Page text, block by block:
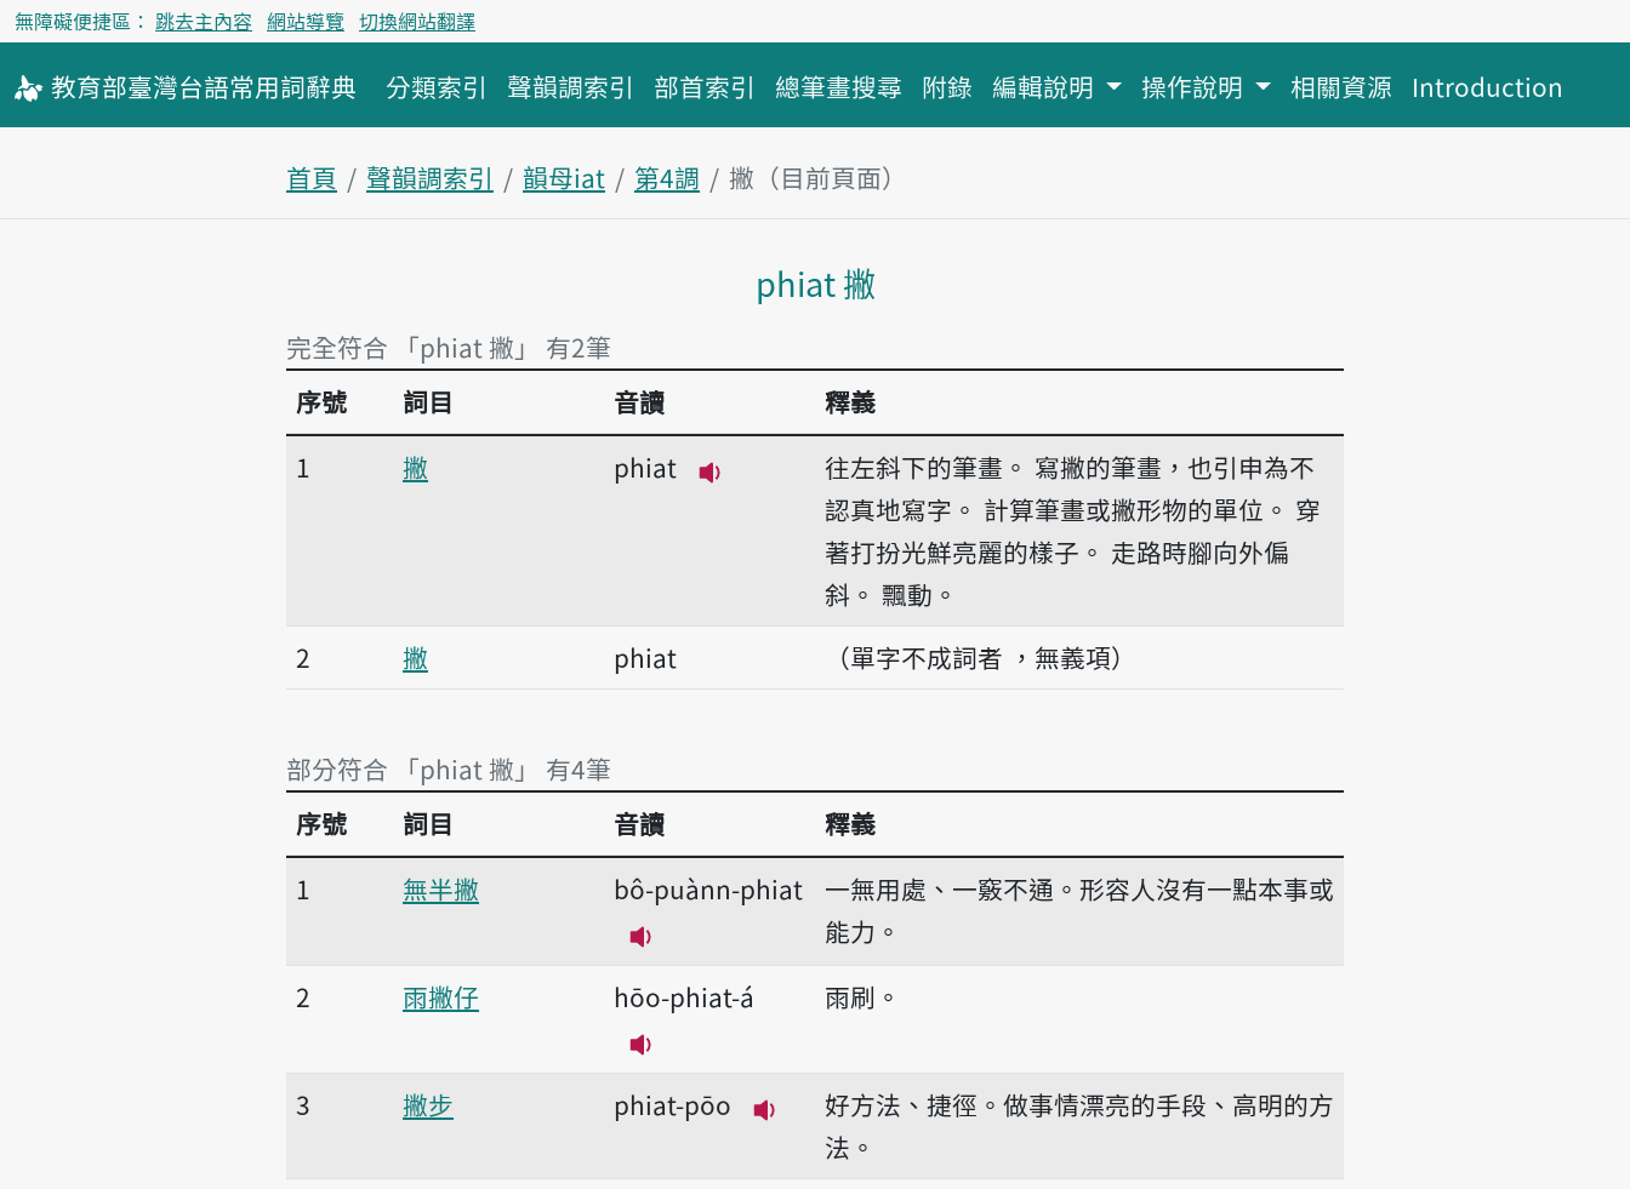
無障礙便捷區： 跳去主內容 網站導覽 切換網站翻譯
教育部臺灣台語常用詞辭典 分類索引 聲韻調索引 部首索引 總筆畫搜尋 附錄 編輯說明 操作說明 相關資源 Introduction
首頁 聲韻調索引 韻母iat 第4調
撇（目前頁面）
phiat 撇
完全符合 「phiat 撇」 有2筆
完全符合 「phiat 撇」 有2筆
序號 詞目 音讀
釋義
1
撇
phiat
播放音讀phiat
往左斜下的筆畫。 寫撇的筆畫，也引申為不
認真地寫字。 計算筆畫或撇形物的單位。 穿
著打扮光鮮亮麗的樣子。 走路時腳向外偏
斜。 飄動。
2
撇 phiat （單字不成詞者 ，無義項）
部分符合 「phiat 撇」 有4筆
部分符合 「phiat 撇」 有4筆
序號 詞目 音讀
釋義
1
無半撇 bô-puànn-phiat
播放音讀bô-puànn-phiat
一無用處、一竅不通。形容人沒有一點本事或
能力。
2
雨撇仔 hōo-phiat-á
播放音讀hōo-phiat-á
雨刷。
3 撇步
phiat-pōo
播放音讀phiat-pōo
好方法、捷徑。做事情漂亮的手段、高明的方
法。